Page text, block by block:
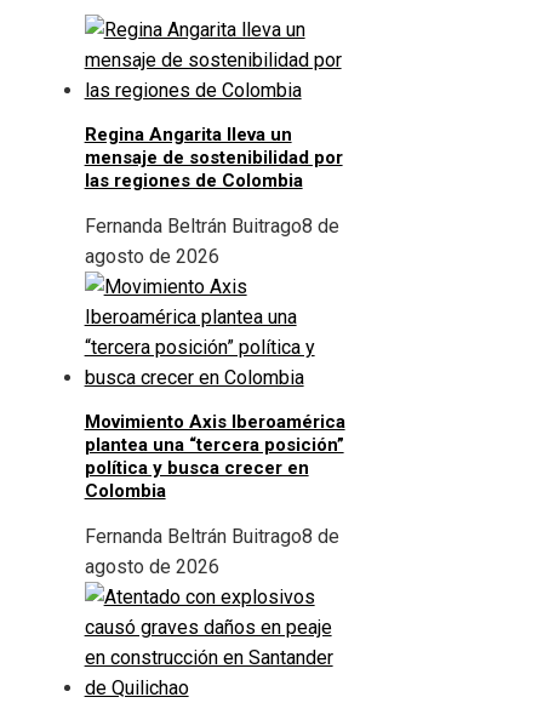
Regina Angarita lleva un
mensaje de sostenibilidad por
las regiones de Colombia
Fernanda Beltrán Buitrago8 de
agosto de 2026
Movimiento Axis Iberoamérica
plantea una “tercera posición”
política y busca crecer en
Colombia
Fernanda Beltrán Buitrago8 de
agosto de 2026